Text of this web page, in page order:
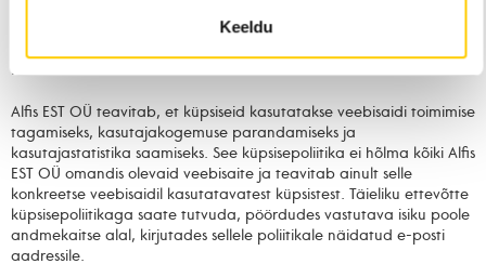
Keeldu
KÜPSISED
Alfis EST OÜ teavitab, et küpsiseid kasutatakse veebisaidi toimimise
tagamiseks, kasutajakogemuse parandamiseks ja
kasutajastatistika saamiseks. See küpsisepoliitika ei hõlma kõiki Alfis
EST OÜ omandis olevaid veebisaite ja teavitab ainult selle
konkreetse veebisaidil kasutatavatest küpsistest. Täieliku ettevõtte
küpsisepoliitikaga saate tutvuda, pöördudes vastutava isiku poole
andmekaitse alal, kirjutades sellele poliitikale näidatud e-posti
aadressile.